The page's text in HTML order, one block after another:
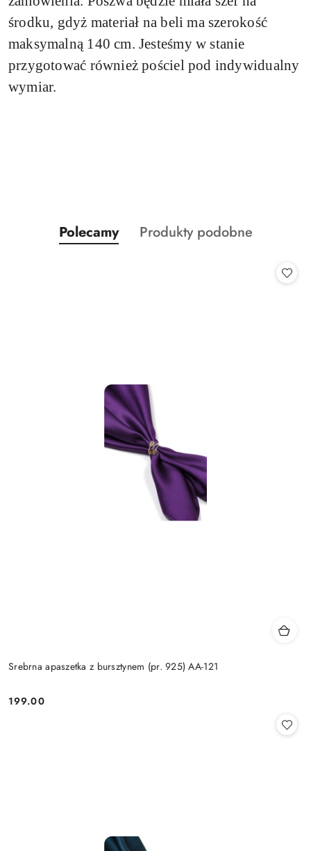
środku, gdyż materiał na beli ma szerokość
maksymalną 140 cm. Jesteśmy w stanie
przygotować również pościel pod indywidualny
wymiar.
Pomiń karuzelę produktów
Produkty
o
Polecamy
Produkty
Produkty podobne
Srebrna apaszetka z bursztynem (pr. 925) AA-121
Cena:
199.00